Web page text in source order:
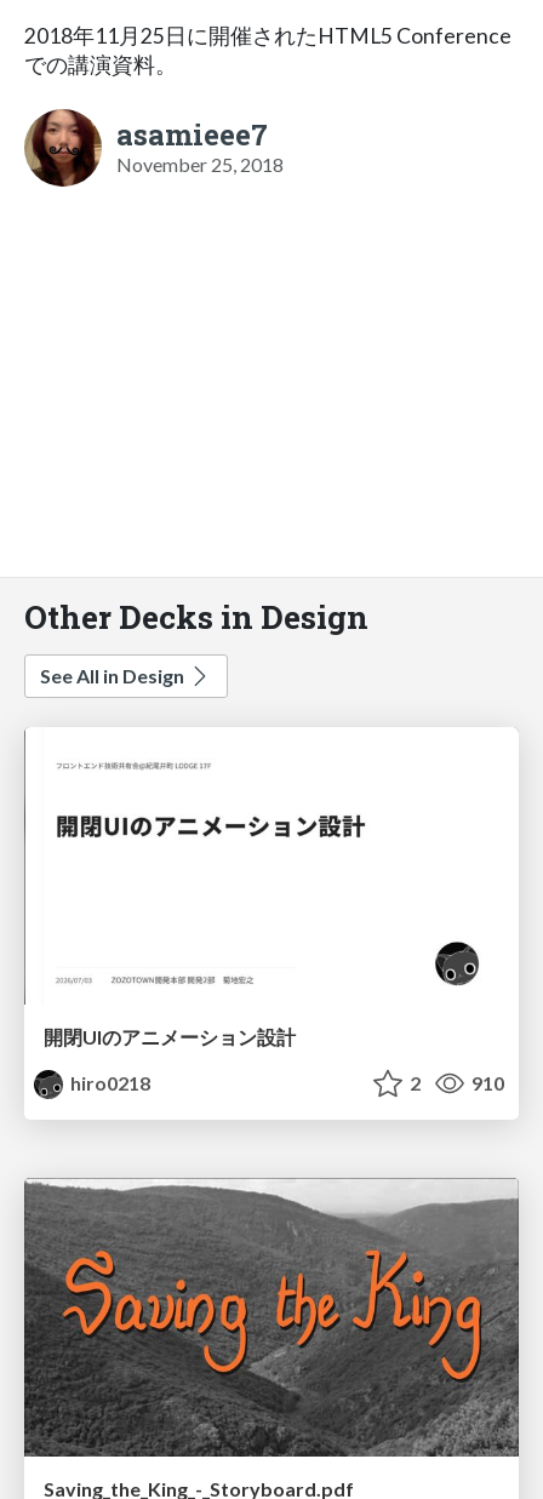
2018年11月25日に開催されたHTML5 Conference
での講演資料。
asamieee7
November 25, 2018
Other Decks in Design
See All in Design
開閉UIのアニメーション設計
hiro0218
2 910
Saving_the_King_-_Storyboard.pdf